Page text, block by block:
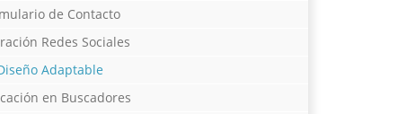
de Contacto
Redes Sociales
Adaptable
en Buscadores